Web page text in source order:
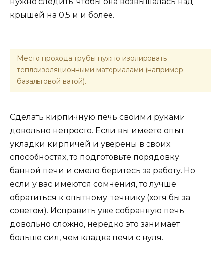
крышей на 0,5 м и более.
Место прохода трубы нужно изолировать
теплоизоляционными материалами (например,
базальтовой ватой).
Сделать кирпичную печь своими руками
довольно непросто. Если вы имеете опыт
укладки кирпичей и уверены в своих
способностях, то подготовьте порядовку
банной печи и смело беритесь за работу. Но
если у вас имеются сомнения, то лучше
обратиться к опытному печнику (хотя бы за
советом). Исправить уже собранную печь
довольно сложно, нередко это занимает
больше сил, чем кладка печи с нуля.